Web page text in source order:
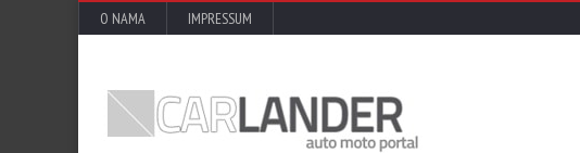
O NAMA IMPRESSUM